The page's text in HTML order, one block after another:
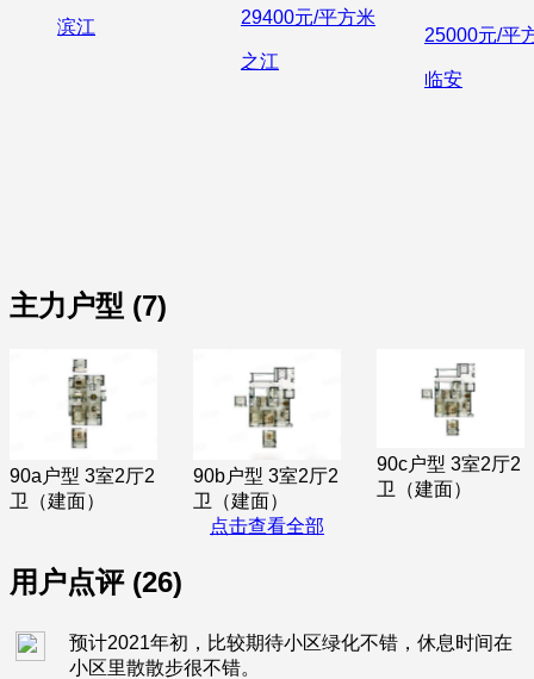
滨江 29400元/平方米
之江
25000元/平
临安
主力户型 (7)
90a户型 3室2厅2
卫（建面）
90b户型 3室2厅2
卫（建面）
90c户型 3室2厅2
卫（建面）
点击查看全部
用户点评 (26)
预计2021年初，比较期待小区绿化不错，休息时间在
小区里散散步很不错。